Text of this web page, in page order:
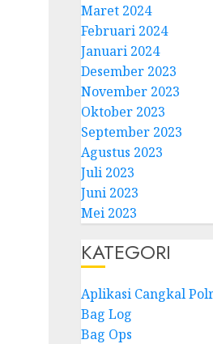
Maret 2024
Februari 2024
Januari 2024
Desember 2023
November 2023
Oktober 2023
September 2023
Agustus 2023
Juli 2023
Juni 2023
Mei 2023
KATEGORI
Aplikasi Cangkal
Bag Log
Bag Ops